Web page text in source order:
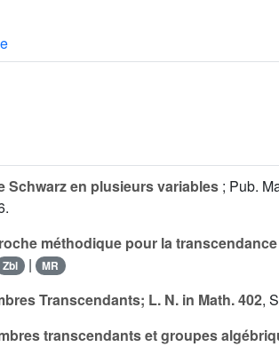
Schwarz en plusieurs variables ; Pub.
méthodique pour la
Zbl | MR
Transcendants; L. N. in Math. 402,
transcendants et groupes